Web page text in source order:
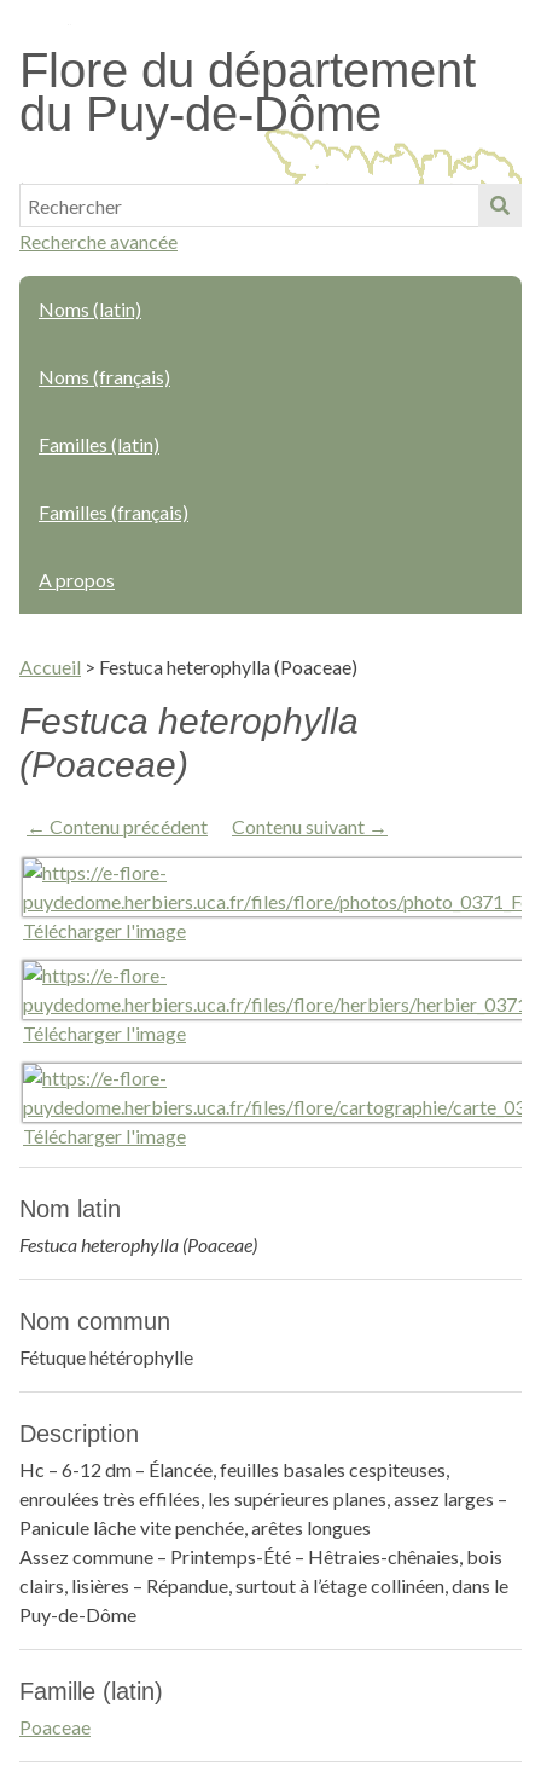
contenu
principal
Flore du département
du Puy-de-Dôme
Recherche avancée
Noms (latin)
Noms (français)
Familles (latin)
Familles (français)
A propos
Accueil > Festuca heterophylla (Poaceae)
Festuca heterophylla
(Poaceae)
← Contenu précédent Contenu suivant →
Télécharger l'image
Télécharger l'image
Télécharger l'image
Nom latin
Festuca heterophylla (Poaceae)
Nom commun
Fétuque hétérophylle
Description
Hc – 6-12 dm – Élancée, feuilles basales cespiteuses,
enroulées très effilées, les supérieures planes, assez larges –
Panicule lâche vite penchée, arêtes longues
Assez commune – Printemps-Été – Hêtraies-chênaies, bois
clairs, lisières – Répandue, surtout à l’étage collinéen, dans le
Puy-de-Dôme
Famille (latin)
Poaceae